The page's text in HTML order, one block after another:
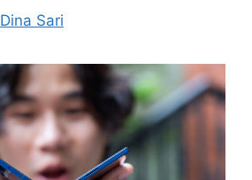
Dina Sari